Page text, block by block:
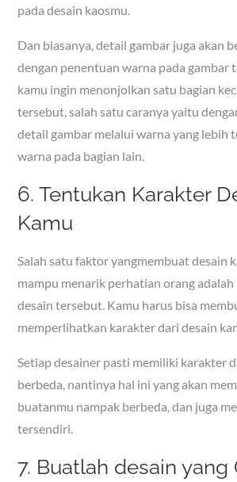
pada desain kaosmu.
Dan biasanya, detail gambar juga akan
dengan penentuan warna pada gambar
kamu ingin menonjolkan satu bagian
tersebut, salah satu caranya yaitu
detail gambar melalui warna yang lebih
warna pada bagian lain.
6. Tentukan Karakter
Kamu
Salah satu faktor yangmembuat desain
mampu menarik perhatian orang
desain tersebut. Kamu harus bisa
memperlihatkan karakter dari desain
Setiap desainer pasti memiliki karakter
berbeda, nantinya hal ini yang akan
buatanmu nampak berbeda, dan juga
tersendiri.
7. Buatlah desain yang